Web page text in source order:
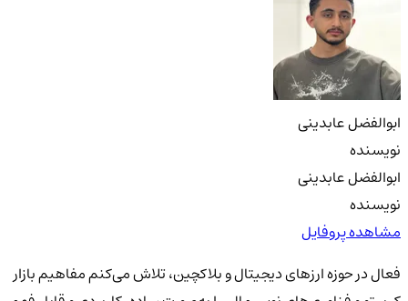
ابوالفضل عابدینی
نویسنده
ابوالفضل عابدینی
نویسنده
مشاهده پروفایل
فعال در حوزه ارزهای دیجیتال و بلاکچین، تلاش می‌کنم مفاهیم بازار